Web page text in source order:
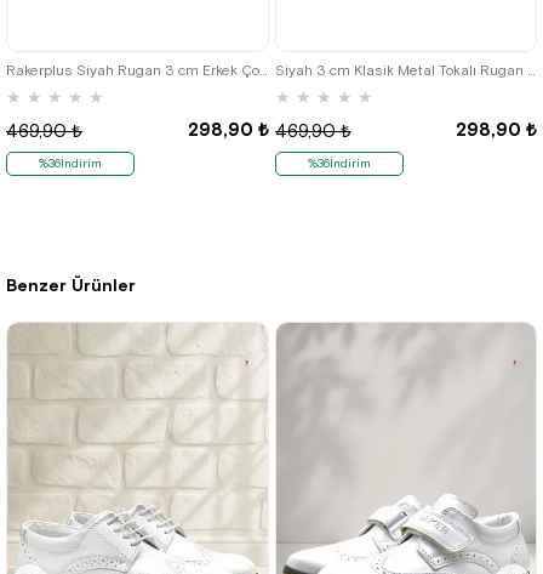
Benzer Ürünler
★ ★ ★ ★ ★
298,90 ₺
469,90 ₺
%36İndirim
★ ★ ★ ★ ★
298,90 ₺
469,90 ₺
%36İndirim